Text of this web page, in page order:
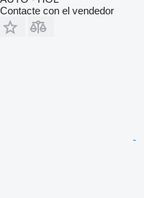
Contacte con el vendedor